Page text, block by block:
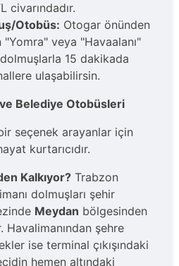
civarındadır.
Otobüs: Otogar önünden
"Yomra" veya "Havaalanı"
dolmuşlarla 15 dakikada
ulaşabilirsin.
Belediye Otobüsleri
seçenek arayanlar için
kurtarıcıdır.
Kalkıyor? Trabzon
dolmuşları şehir
Meydan bölgesinden
Havalimanından şehre
ise terminal çıkışındaki
hemen altındaki